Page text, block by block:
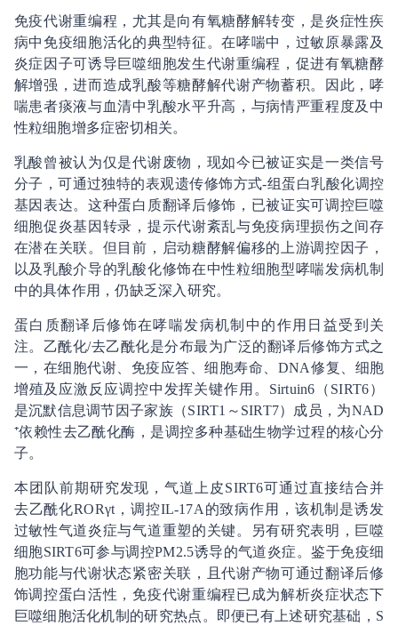
免疫代谢重编程，尤其是向有氧糖酵解转变，是炎症性疾
病中免疫细胞活化的典型特征。在哮喘中，过敏原暴露及
炎症因子可诱导巨噬细胞发生代谢重编程，促进有氧糖酵
解增强，进而造成乳酸等糖酵解代谢产物蓄积。因此，哮
喘患者痰液与血清中乳酸水平升高，与病情严重程度及中
性粒细胞增多症密切相关。
乳酸曾被认为仅是代谢废物，现如今已被证实是一类信号
分子，可通过独特的表观遗传修饰方式-组蛋白乳酸化调控
基因表达。这种蛋白质翻译后修饰，已被证实可调控巨噬
细胞促炎基因转录，提示代谢紊乱与免疫病理损伤之间存
在潜在关联。但目前，启动糖酵解偏移的上游调控因子，
以及乳酸介导的乳酸化修饰在中性粒细胞型哮喘发病机制
中的具体作用，仍缺乏深入研究。
蛋白质翻译后修饰在哮喘发病机制中的作用日益受到关
注。乙酰化/去乙酰化是分布最为广泛的翻译后修饰方式之
一，在细胞代谢、免疫应答、细胞寿命、DNA修复、细胞
增殖及应激反应调控中发挥关键作用。Sirtuin6（SIRT6）
是沉默信息调节因子家族（SIRT1～SIRT7）成员，为NAD
⁺依赖性去乙酰化酶，是调控多种基础生物学过程的核心分
子。
本团队前期研究发现，气道上皮SIRT6可通过直接结合并
去乙酰化RORγt，调控IL-17A的致病作用，该机制是诱发
过敏性气道炎症与气道重塑的关键。另有研究表明，巨噬
细胞SIRT6可参与调控PM2.5诱导的气道炎症。鉴于免疫细
胞功能与代谢状态紧密关联，且代谢产物可通过翻译后修
饰调控蛋白活性，免疫代谢重编程已成为解析炎症状态下
巨噬细胞活化机制的研究热点。即便已有上述研究基础，S